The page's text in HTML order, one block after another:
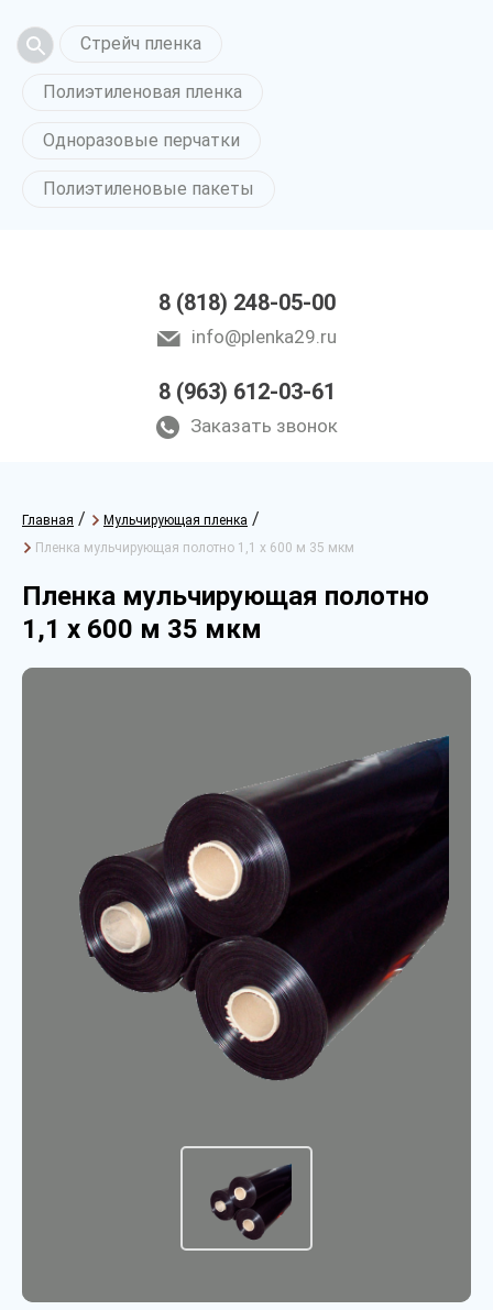
Стрейч пленка
Полиэтиленовая пленка
Одноразовые перчатки
Полиэтиленовые пакеты
8 (818) 248-05-00
info@plenka29.ru
8 (963) 612-03-61
Заказать звонок
Главная / Мульчирующая пленка /
Пленка мульчирующая полотно 1,1 х 600 м 35 мкм
Пленка мульчирующая полотно
1,1 х 600 м 35 мкм